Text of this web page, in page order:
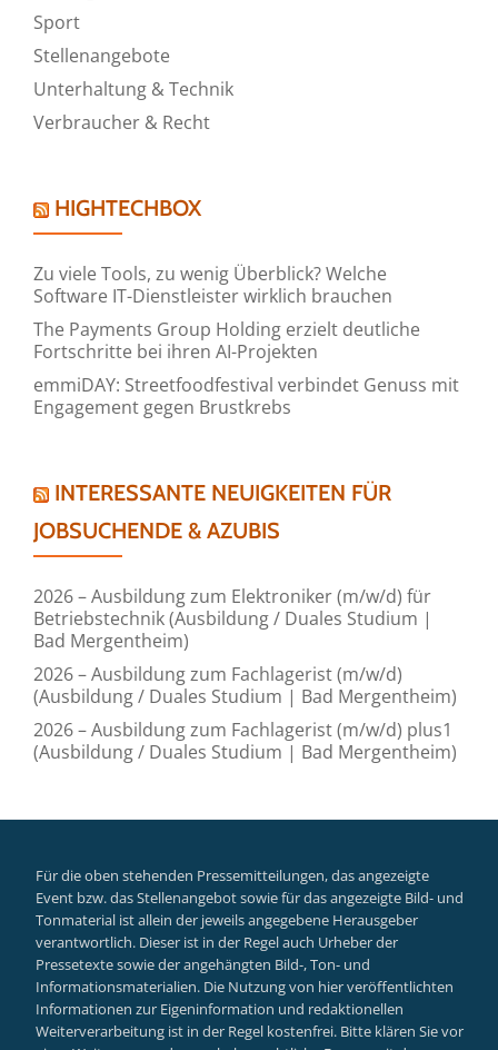
Sport
Stellenangebote
Unterhaltung & Technik
Verbraucher & Recht
HIGHTECHBOX
Zu viele Tools, zu wenig Überblick? Welche
Software IT-Dienstleister wirklich brauchen
The Payments Group Holding erzielt deutliche
Fortschritte bei ihren AI-Projekten
emmiDAY: Streetfoodfestival verbindet Genuss mit
Engagement gegen Brustkrebs
INTERESSANTE NEUIGKEITEN FÜR
JOBSUCHENDE & AZUBIS
2026 – Ausbildung zum Elektroniker (m/w/d) für
Betriebstechnik (Ausbildung / Duales Studium |
Bad Mergentheim)
2026 – Ausbildung zum Fachlagerist (m/w/d)
(Ausbildung / Duales Studium | Bad Mergentheim)
2026 – Ausbildung zum Fachlagerist (m/w/d) plus1
(Ausbildung / Duales Studium | Bad Mergentheim)
Für die oben stehenden Pressemitteilungen, das angezeigte
Event bzw. das Stellenangebot sowie für das angezeigte Bild- und
Tonmaterial ist allein der jeweils angegebene Herausgeber
verantwortlich. Dieser ist in der Regel auch Urheber der
Pressetexte sowie der angehängten Bild-, Ton- und
Informationsmaterialien. Die Nutzung von hier veröffentlichten
Informationen zur Eigeninformation und redaktionellen
Weiterverarbeitung ist in der Regel kostenfrei. Bitte klären Sie vor